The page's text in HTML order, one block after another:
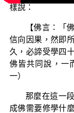
樣說：
【佛言：「
信向因果，然即
久，必諦受學四
佛皆共同說，一
一）
那麼在這一
成佛需要修學什